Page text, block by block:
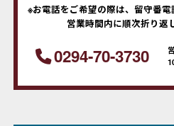
※お電話をご希望の際は、留守番
営業時間内に順次折り返
0294-70-3730